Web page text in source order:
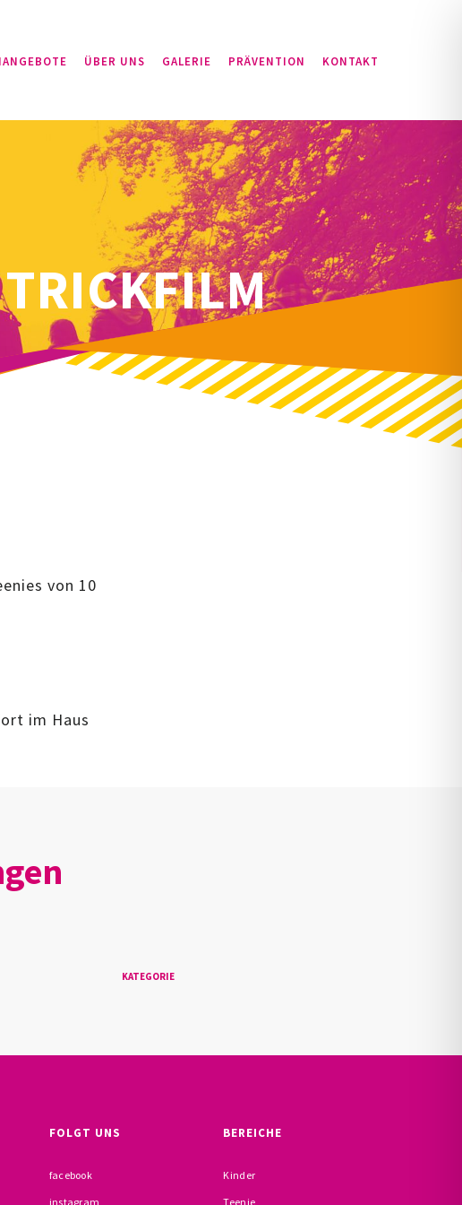
ÜBER UNS GALERIE PRÄVENTION KONTAKT
von 10
im Haus
KATEGORIE
FOLGT UNS
facebook
instagram
BEREICHE
Kinder
Teenie